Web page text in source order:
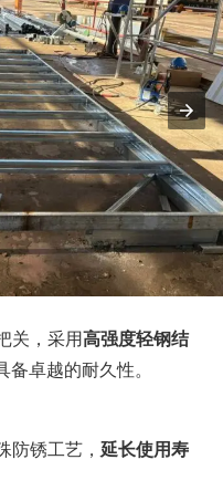
关，采用高强度轻钢结
卓越的耐久性。
防锈工艺， 延长使用寿